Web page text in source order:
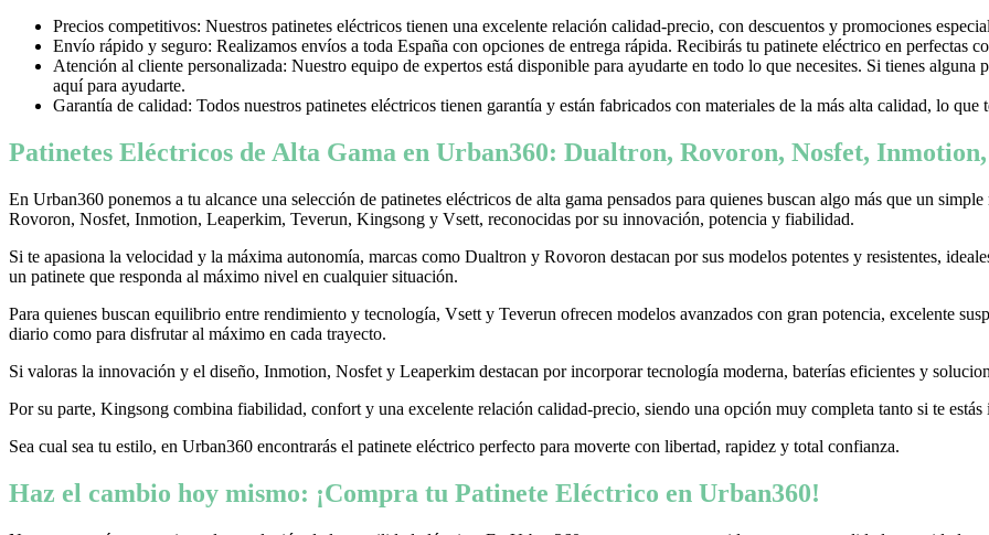
Precios competitivos: Nuestros patinetes eléctricos tienen una excelente relación calidad-precio, con descuentos y promociones
Envío rápido y seguro: Realizamos envíos a toda España con opciones de entrega rápida. Recibirás tu patinete eléctrico en perfectas
Atención al cliente personalizada: Nuestro equipo de expertos está disponible para ayudarte en todo lo que necesites. Si tienes alguna
aquí para ayudarte.
Garantía de calidad: Todos nuestros patinetes eléctricos tienen garantía y están fabricados con materiales de la más alta calidad, lo que
Patinetes Eléctricos de Alta Gama en Urban360: Dualtron, Rovoron, Nosfet,
En Urban360 ponemos a tu alcance una selección de patinetes eléctricos de alta gama pensados para quienes buscan algo más que un
Rovoron, Nosfet, Inmotion, Leaperkim, Teverun, Kingsong y Vsett, reconocidas por su innovación, potencia y fiabilidad.
Si te apasiona la velocidad y la máxima autonomía, marcas como Dualtron y Rovoron destacan por sus modelos potentes y resistentes,
un patinete que responda al máximo nivel en cualquier situación.
Para quienes buscan equilibrio entre rendimiento y tecnología, Vsett y Teverun ofrecen modelos avanzados con gran potencia, excelente
diario como para disfrutar al máximo en cada trayecto.
Si valoras la innovación y el diseño, Inmotion, Nosfet y Leaperkim destacan por incorporar tecnología moderna, baterías eficientes y
Por su parte, Kingsong combina fiabilidad, confort y una excelente relación calidad-precio, siendo una opción muy completa tanto si te
Sea cual sea tu estilo, en Urban360 encontrarás el patinete eléctrico perfecto para moverte con libertad, rapidez y total confianza.
Haz el cambio hoy mismo: ¡Compra tu Patinete Eléctrico en Urban360!